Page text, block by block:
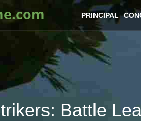
PRINCIPAL
Battle